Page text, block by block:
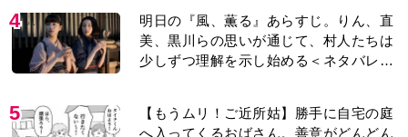
4
明日の『風、薫る』あらすじ。りん、直
美、黒川らの思いが通じて、村人たちは
少しずつ理解を示し始める＜ネタバレあ
5
【もうムリ！ご近所姑】勝手に自宅の庭
へ入ってくるおばさん。善意がどんどん